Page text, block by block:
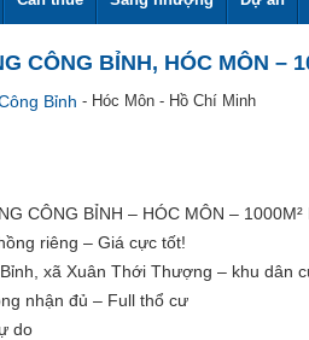
CÔNG BỈNH, HÓC MÔN –
Bỉnh - Hóc Môn - Hồ Chí Minh
CÔNG BỈNH – HÓC MÔN –
riêng – Giá cực tốt!
xã Xuân Thới Thượng – khu dân
nhận đủ – Full thổ cư
do